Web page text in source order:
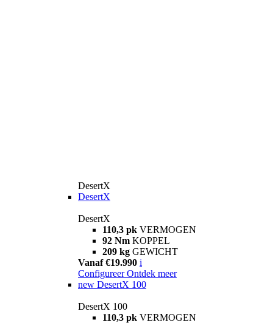
DesertX
DesertX
DesertX
110,3 pk VERMOGEN
92 Nm KOPPEL
209 kg GEWICHT
Vanaf €19.990 i
Configureer Ontdek meer
new DesertX 100
DesertX 100
110,3 pk VERMOGEN